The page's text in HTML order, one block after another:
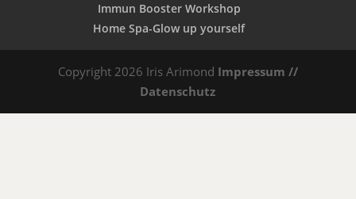
Immun Booster Workshop
Home Spa-Glow up yourself
Copyright 2026 Iris Arimond Impressum //
Datenschutz